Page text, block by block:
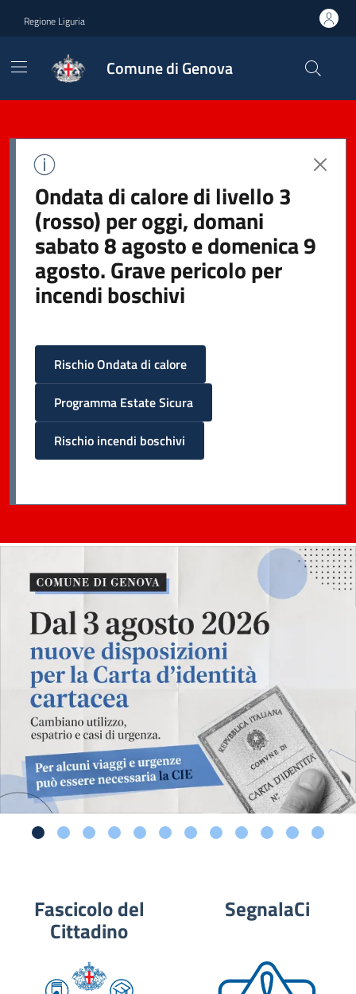
Regione Liguria
Comune di Genova
Ondata di calore di livello 3
(rosso) per oggi, domani
sabato 8 agosto e domenica 9
agosto. Grave pericolo per
incendi boschivi
Rischio Ondata di calore
Programma Estate Sicura
Rischio incendi boschivi
Fascicolo del
Cittadino
SegnalaCi